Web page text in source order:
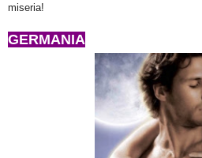
miseria!
GERMANIA